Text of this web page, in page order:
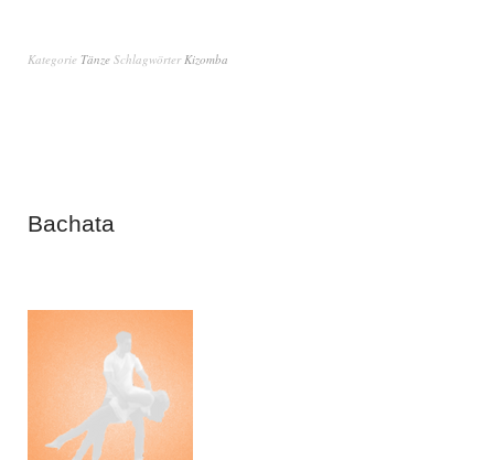
Kategorie Tänze SchlagwörterKizomba
Bachata